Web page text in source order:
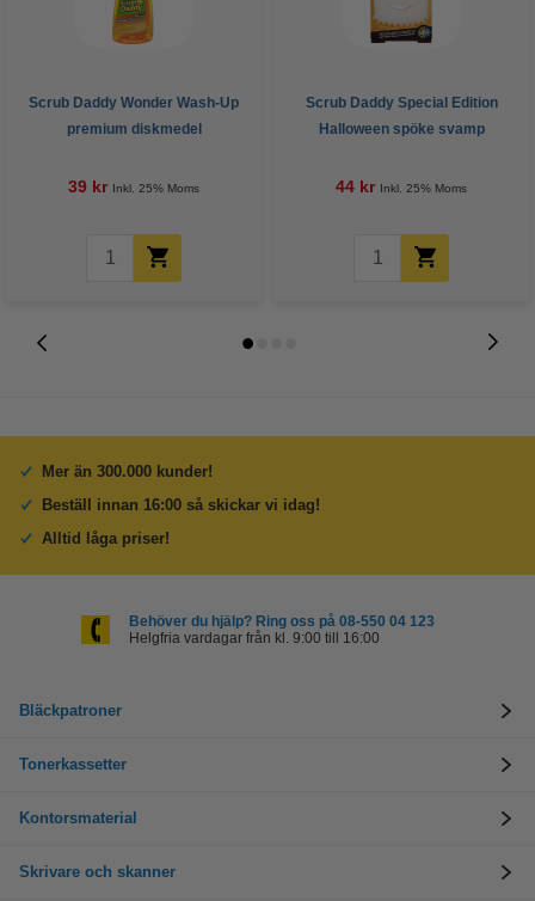
Scrub Daddy Wonder Wash-Up
premium diskmedel
39 kr Inkl. 25% Moms
Scrub Daddy Special Edition
Halloween spöke svamp
44 kr Inkl. 25% Moms
Mer än 300.000 kunder!
Beställ innan 16:00 så skickar vi idag!
Alltid låga priser!
Behöver du hjälp? Ring oss på 08-550 04 123
Helgfria vardagar från kl. 9:00 till 16:00
Bläckpatroner
Tonerkassetter
Kontorsmaterial
Skrivare och skanner